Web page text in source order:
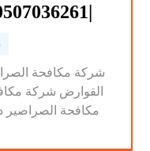
|0507036261| مكافحة القوارض
القوارض شركة
مكافحة الصراصير